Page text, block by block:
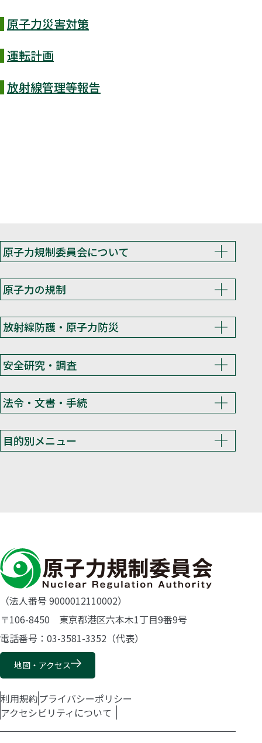
原子力災害対策
運転計画
放射線管理等報告
原子力規制委員会について
原子力の規制
放射線防護・原子力防災
安全研究・調査
法令・文書・手続
目的別メニュー
（法人番号 9000012110002）
〒106-8450 東京都港区六本木1丁目9番9号
電話番号：03-3581-3352（代表）
地図・アクセス
利用規約プライバシーポリシー
アクセシビリティについて